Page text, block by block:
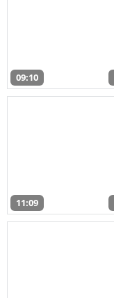
09:10
11:09